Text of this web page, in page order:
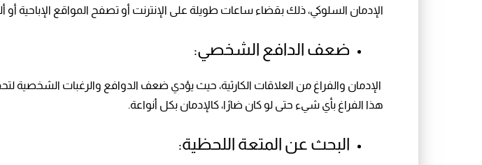
الإدمان السلوكي، ذلك بقضاء ساعات طويلة على الإنترنت أو تصفح المواقع الإباحية أو
ضعف الدافع الشخصي:
الإدمان والفراغ من العلاقات الكارثية، حيث يؤدي ضعف الدوافع والرغبات الشخصية
هذا الفراغ بأي شيء حتى لو كان ضارًا، كالإدمان بكل أنواعة.
البحث عن المتعة اللحظية: